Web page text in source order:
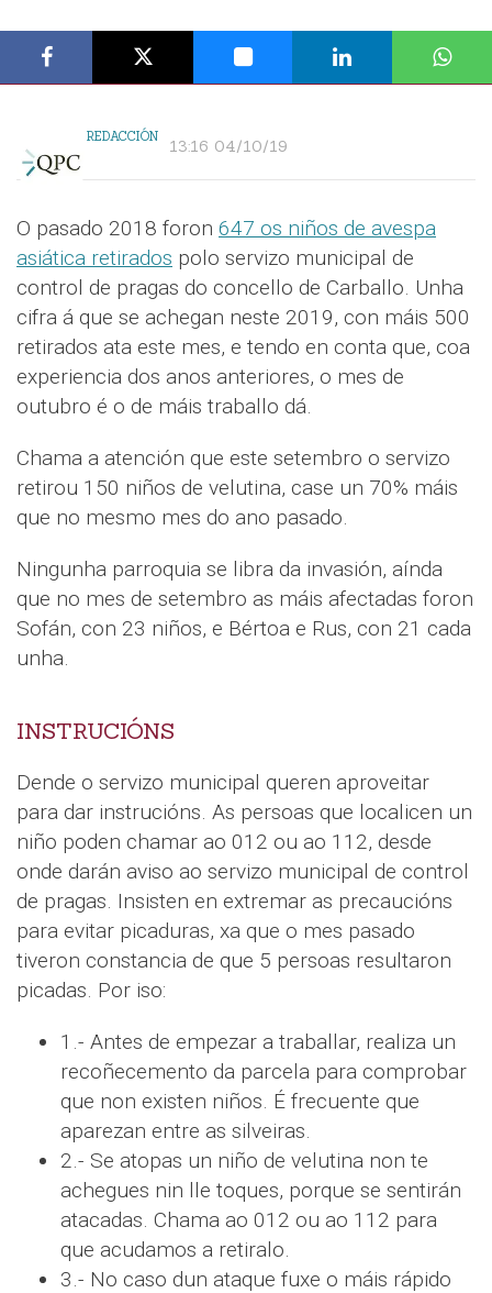
REDACCIÓN 13:16 04/10/19
O pasado 2018 foron 647 os niños de avespa
asiática retirados polo servizo municipal de
control de pragas do concello de Carballo. Unha
cifra á que se achegan neste 2019, con máis 500
retirados ata este mes, e tendo en conta que, coa
experiencia dos anos anteriores, o mes de
outubro é o de máis traballo dá.
Chama a atención que este setembro o servizo
retirou 150 niños de velutina, case un 70% máis
que no mesmo mes do ano pasado.
Ningunha parroquia se libra da invasión, aínda
que no mes de setembro as máis afectadas foron
Sofán, con 23 niños, e Bértoa e Rus, con 21 cada
unha.
INSTRUCIÓNS
Dende o servizo municipal queren aproveitar
para dar instrucións. As persoas que localicen un
niño poden chamar ao 012 ou ao 112, desde
onde darán aviso ao servizo municipal de control
de pragas. Insisten en extremar as precaucións
para evitar picaduras, xa que o mes pasado
tiveron constancia de que 5 persoas resultaron
picadas. Por iso:
1.- Antes de empezar a traballar, realiza un
recoñecemento da parcela para comprobar
que non existen niños. É frecuente que
aparezan entre as silveiras.
2.- Se atopas un niño de velutina non te
achegues nin lle toques, porque se sentirán
atacadas. Chama ao 012 ou ao 112 para
que acudamos a retiralo.
3.- No caso dun ataque fuxe o máis rápido